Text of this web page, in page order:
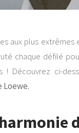
aux plus
chaque défilé
! Découvrez ci-
Loewe.